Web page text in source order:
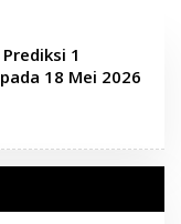
1
18 Mei 2026